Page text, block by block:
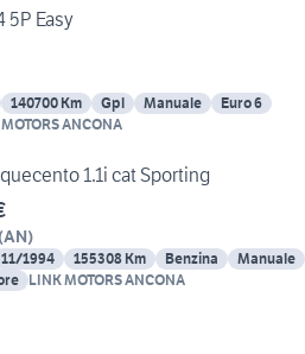
5P Easy
140700 Km Gpl Manuale
Euro 6
ANCONA
1.1i cat Sporting
(AN)
11/1994 155308 Km Benzina Manuale
LINK MOTORS ANCONA